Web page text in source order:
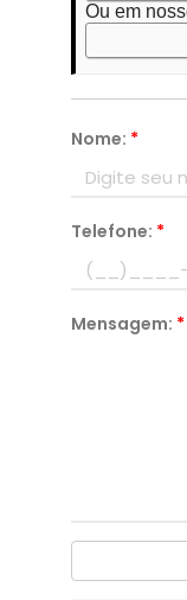
Ou em
Nome: *
Telefone: *
Mensagem: *